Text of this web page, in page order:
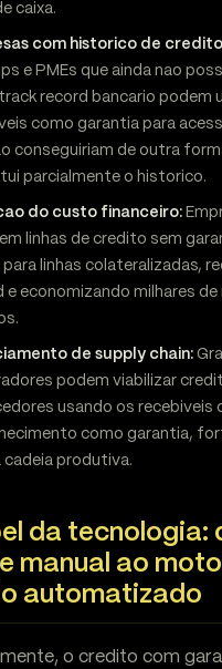
caixa.
com historico de
e PMEs que ainda nao
record bancario podem
como garantia para
conseguiriam de outra
parcialmente o historico.
do custo financeiro:
linhas de credito sem
para linhas colateralizadas,
e economizando milhares de
de supply chain:
podem viabilizar
usando os recebiveis
como garantia,
cadeia produtiva.
da tecnologia:
manual ao
automatizado
o credito com